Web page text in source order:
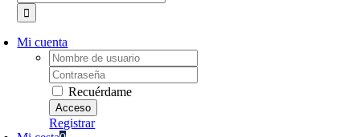
Mi cuenta
Username:
Password:
Recuérdame
Registrar